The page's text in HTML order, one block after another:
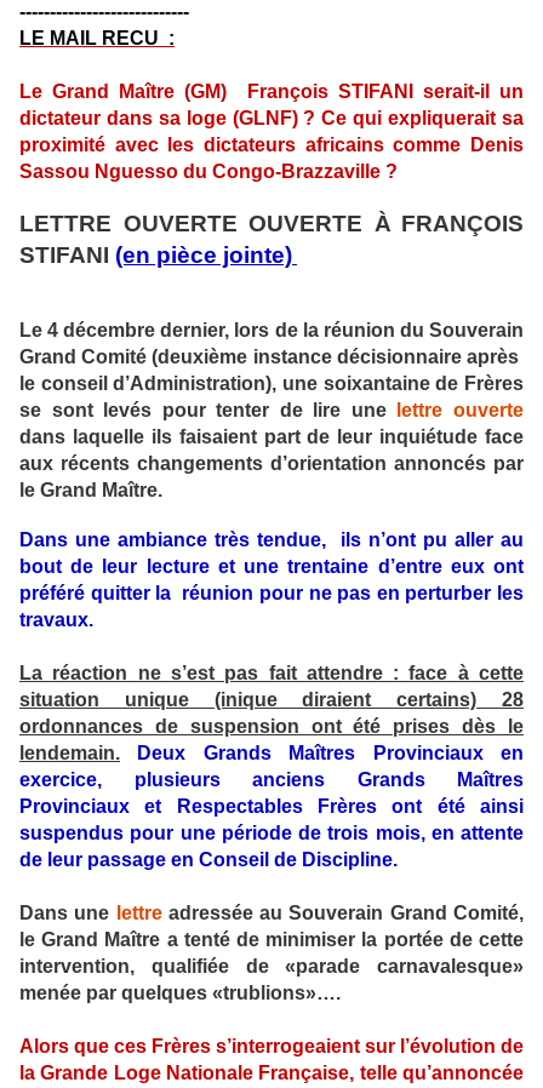
----------------------------
LE MAIL RECU :
Le Grand Maître (GM) François STIFANI serait-il un
dictateur dans sa loge (GLNF) ? Ce qui expliquerait sa
proximité avec les dictateurs africains comme Denis
Sassou Nguesso du Congo-Brazzaville ?
LETTRE OUVERTE OUVERTE À FRANÇOIS
STIFANI (en pièce jointe)
Le 4 décembre dernier, lors de la réunion du Souverain
Grand Comité (deuxième instance décisionnaire après
le conseil d’Administration), une soixantaine de Frères
se sont levés pour tenter de lire une
lettre ouverte
dans laquelle ils faisaient part de leur inquiétude face
aux récents changements d’orientation annoncés par
le Grand Maître.
Dans une ambiance très tendue, ils n’ont pu aller au
bout de leur lecture et une trentaine d’entre eux ont
préféré quitter la réunion pour ne pas en perturber les
travaux.
La réaction ne s’est pas fait attendre : face à cette
situation unique (inique diraient certains) 28
ordonnances de suspension ont été prises dès le
lendemain.
Deux Grands Maîtres Provinciaux en
exercice, plusieurs anciens Grands Maîtres
Provinciaux et Respectables Frères ont été ainsi
suspendus pour une période de trois mois, en attente
de leur passage en Conseil de Discipline.
Dans une lettre adressée au Souverain Grand Comité,
le Grand Maître a tenté de minimiser la portée de cette
intervention, qualifiée de «parade carnavalesque»
menée par quelques «trublions»….
Alors que ces Frères s’interrogeaient sur l’évolution de
la Grande Loge Nationale Française, telle qu’annoncée